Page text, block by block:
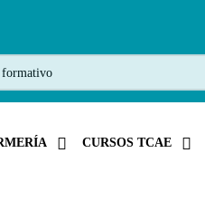
CURSOS TCAE